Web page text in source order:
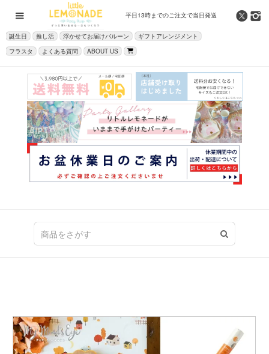
平日13時までのご注文で当日発送
誕生日 推し活 浮かせてお届けバルーン
ギフトアレンジメント
フラスタ
よくある質問 ABOUT US